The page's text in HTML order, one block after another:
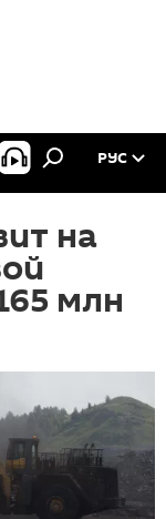
РУС
на
млн